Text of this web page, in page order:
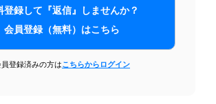
登録して『返信』しませんか？
会員登録（無料）はこちら
登録済みの方はこちらからログイン